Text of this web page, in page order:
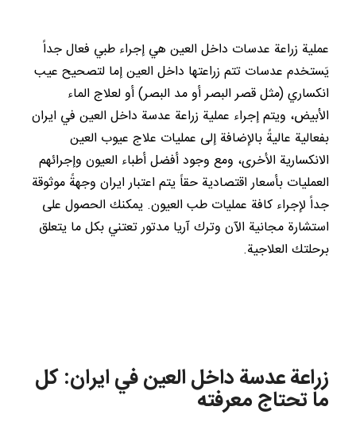
عملية زراعة عدسات داخل العين هي إجراء طبي فعال جداً
يَستخدم عدسات تتم زراعتها داخل العين إما لتصحيح عيب
انكساري (مثل قصر البصر أو مد البصر) أو لعلاج الماء
الأبيض، ويتم إجراء عملية زراعة عدسة داخل العين في ايران
بفعالية عاليةً بالإضافة إلى عمليات علاج عيوب العين
الانكسارية الأخرى، ومع وجود أفضل أطباء العيون وإجرائهم
العمليات بأسعار اقتصادية حقاً يتم اعتبار ايران وجهةً موثوقة
جداً لإجراء كافة عمليات طب العيون. يمكنك الحصول على
استشارة مجانية الآن وترك آريا مدتور تعتني بكل ما يتعلق
برحلتك العلاجية.
زراعة عدسة داخل العين في ايران: كل
ما تحتاج معرفته